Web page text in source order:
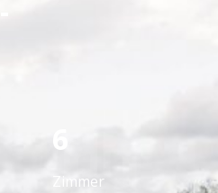
6
Zimmer